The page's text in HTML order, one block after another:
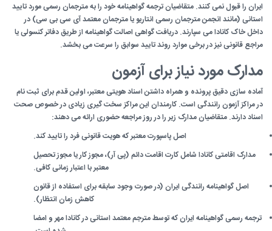
ایران را قبول نمی کنند. متقاضیان ترجمه گواهینامه خود را به مترجمان رسمی مورد تایید
استانی (مانند انجمن مترجمان رسمی انتاریو یا مترجمان معتمد آی سی بی سی) در
داخل خاک کانادا می سپارند. دریافت گواهی اصالت گواهینامه از طریق دفاتر کنسولی یا
مراجع قانونی نیز در برخی موارد روند تایید سوابق را سرعت می بخشد.
مدارک مورد نیاز برای آزمون
آماده سازی دقیق پرونده و همراه داشتن اسناد هویتی معتبر، اولین قدم برای ثبت نام
در مراکز آزمون رانندگی است. کارمندان این مراکز سخت گیری زیادی در خصوص صحت
اسناد دارند. متقاضیان مدارک زیر را در روز مراجعه حضوری ارائه می دهند:
اصل پاسپورت معتبر که هویت قانونی فرد را تایید کند.
مدارک اقامتی کانادا شامل کارت اقامت دائم (پی آر)، مجوز کار یا مجوز تحصیل
معتبر با اعتبار زمانی کافی.
اصل گواهینامه رانندگی ایران (در صورت وجود سابقه برای استفاده از قانون
کاهش زمان انتظار).
ترجمه رسمی گواهینامه ایران که توسط مترجم معتمد استانی در کانادا مهر و امضا